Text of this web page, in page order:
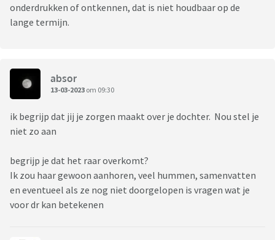
onderdrukken of ontkennen, dat is niet houdbaar op de
lange termijn.
absor
13-03-2023 om 09:30
ik begrijp dat jij je zorgen maakt over je dochter. Nou stel je
niet zo aan
begrijp je dat het raar overkomt?
Ik zou haar gewoon aanhoren, veel hummen, samenvatten
en eventueel als ze nog niet doorgelopen is vragen wat je
voor dr kan betekenen